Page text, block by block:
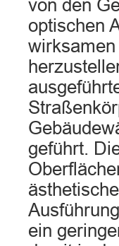
von den
optischen
geführt.
ein